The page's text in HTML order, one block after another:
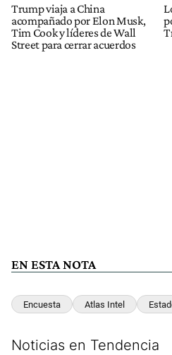
Trump viaja a China
acompañado por Elon Musk,
Tim Cook y líderes de Wall
Street para cerrar acuerdos
EN ESTA NOTA
Encuesta Atlas Intel
Noticias en Tendencia